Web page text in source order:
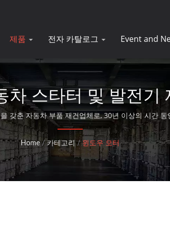
제품 전자 카탈로그 Event and
스타터 및 발전기
갖춘 자동차 부품 재건업체로, 30년 이상의 시간
Home / 카테고리 / 윈도우 모터